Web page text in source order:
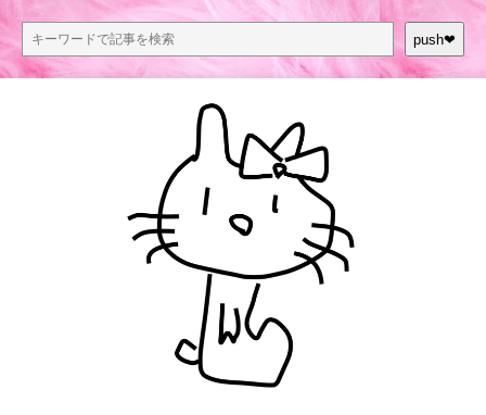
push❤︎